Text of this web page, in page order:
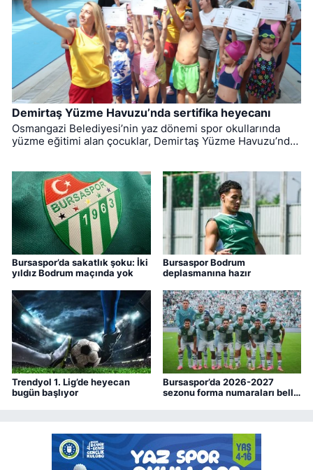
Demirtaş Yüzme Havuzu’nda sertifika heyecanı
Osmangazi Belediyesi’nin yaz dönemi spor okullarında
yüzme eğitimi alan çocuklar, Demirtaş Yüzme Havuzu’nda
Bursaspor’da sakatlık şoku: İki
yıldız Bodrum maçında yok
Bursaspor Bodrum
deplasmanına hazır
Trendyol 1. Lig’de heyecan
bugün başlıyor
Bursaspor’da 2026-2027
sezonu forma numaraları belli